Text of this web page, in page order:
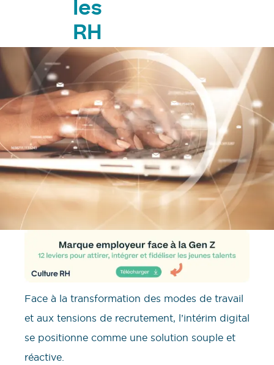
les
RH
Face à la transformation des modes de travail
et aux tensions de recrutement, l’intérim digital
se positionne comme une solution souple et
réactive.